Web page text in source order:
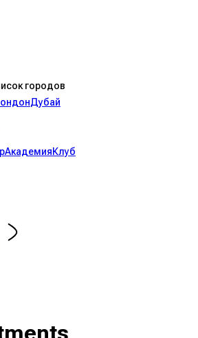
городов
Дубай
АкадемияКлуб